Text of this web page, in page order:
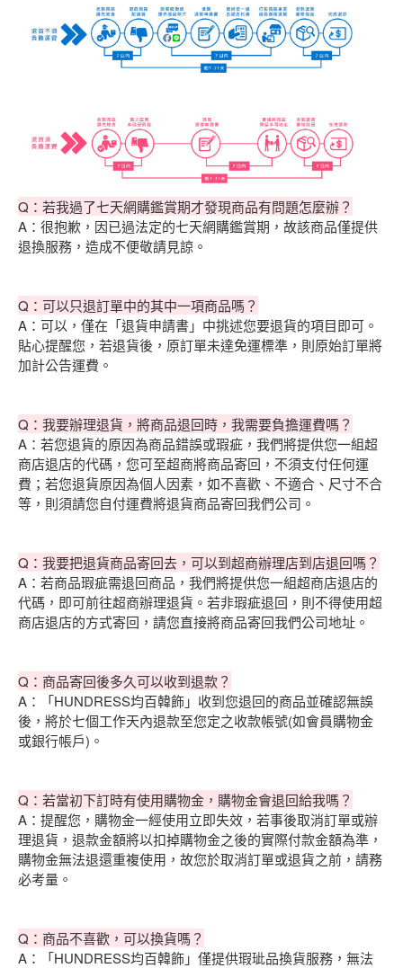
Q：若我過了七天網購鑑賞期才發現商品有問題怎麼辦？
A：很抱歉，因已過法定的七天網購鑑賞期，故該商品僅提供
退換服務，造成不便敬請見諒。
Q：可以只退訂單中的其中一項商品嗎？
A：可以，僅在「退貨申請書」中挑述您要退貨的項目即可。
貼心提醒您，若退貨後，原訂單未達免運標準，則原始訂單將
加計公告運費。
Q：我要辦理退貨，將商品退回時，我需要負擔運費嗎？
A：若您退貨的原因為商品錯誤或瑕疵，我們將提供您一組超
商店退店的代碼，您可至超商將商品寄回，不須支付任何運
費；若您退貨原因為個人因素，如不喜歡、不適合、尺寸不合
等，則須請您自付運費將退貨商品寄回我們公司。
Q：我要把退貨商品寄回去，可以到超商辦理店到店退回嗎？
A：若商品瑕疵需退回商品，我們將提供您一組超商店退店的
代碼，即可前往超商辦理退貨。若非瑕疵退回，則不得使用超
商店退店的方式寄回，請您直接將商品寄回我們公司地址。
Q：商品寄回後多久可以收到退款？
A：「HUNDRESS均百韓飾」收到您退回的商品並確認無誤
後，將於七個工作天內退款至您定之收款帳號(如會員購物金
或銀行帳戶)。
Q：若當初下訂時有使用購物金，購物金會退回給我嗎？
A：提醒您，購物金一經使用立即失效，若事後取消訂單或辦
理退貨，退款金額將以扣掉購物金之後的實際付款金額為準，
購物金無法退還重複使用，故您於取消訂單或退貨之前，請務
必考量。
Q：商品不喜歡，可以換貨嗎？
A：「HUNDRESS均百韓飾」僅提供瑕玼品換貨服務，無法